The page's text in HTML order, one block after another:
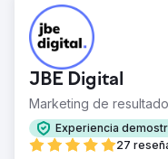
El reto
Linctagon es uno de
Sudáfrica contra la
desarrollar y
como ya hicimos en
de crecimiento.
farmacias y cadenas
disponible en línea a
alimentos y minoristas.
JBE Digital
Marketing de
Experiencia
27